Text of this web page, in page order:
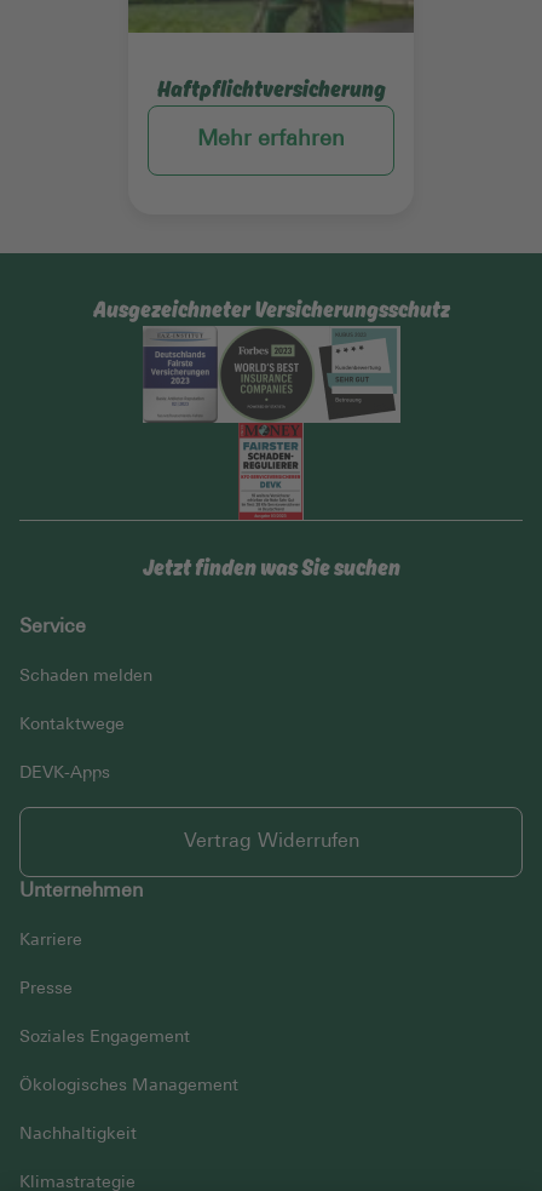
Haftpflichtversicherung
Mehr erfahren
Ausgezeichneter Versicherungsschutz
Jetzt finden was Sie suchen
Service
Schaden melden
Kontaktwege
DEVK-Apps
Vertrag Widerrufen
Unternehmen
Karriere
Presse
Soziales Engagement
Ökologisches Management
Nachhaltigkeit
Klimastrategie